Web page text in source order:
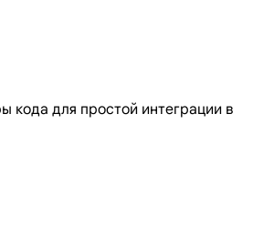
кода для простой интеграции в